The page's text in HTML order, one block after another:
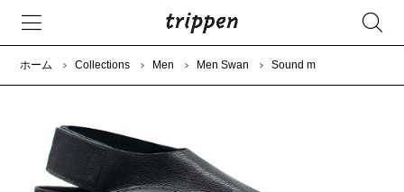
ホーム Collections Men Men Swan Sound m